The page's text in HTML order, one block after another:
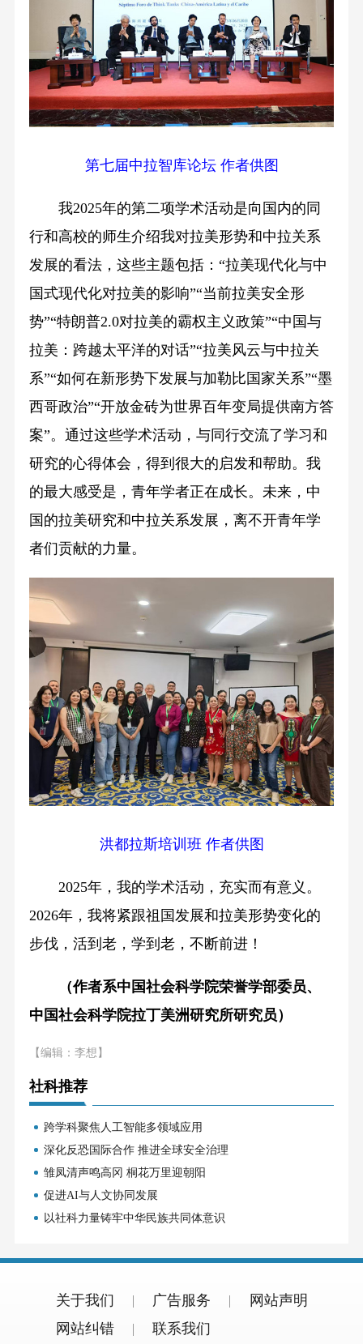
第七届中拉智库论坛 作者供图
我2025年的第二项学术活动是向国内的同
行和高校的师生介绍我对拉美形势和中拉关系
发展的看法，这些主题包括：“拉美现代化与中
国式现代化对拉美的影响”“当前拉美安全形
势”“特朗普2.0对拉美的霸权主义政策”“中国与
拉美：跨越太平洋的对话”“拉美风云与中拉关
系”“如何在新形势下发展与加勒比国家关系”“墨
西哥政治”“开放金砖为世界百年变局提供南方答
案”。通过这些学术活动，与同行交流了学习和
研究的心得体会，得到很大的启发和帮助。我
的最大感受是，青年学者正在成长。未来，中
国的拉美研究和中拉关系发展，离不开青年学
者们贡献的力量。
洪都拉斯培训班 作者供图
2025年，我的学术活动，充实而有意义。
2026年，我将紧跟祖国发展和拉美形势变化的
步伐，活到老，学到老，不断前进！
（作者系中国社会科学院荣誉学部委员、
中国社会科学院拉丁美洲研究所研究员）
【编辑：李想】
社科推荐
跨学科聚焦人工智能多领域应用
深化反恐国际合作 推进全球安全治理
雏凤清声鸣高冈 桐花万里迎朝阳
促进AI与人文协同发展
以社科力量铸牢中华民族共同体意识
关于我们 广告服务
网站声明
网站纠错
联系我们